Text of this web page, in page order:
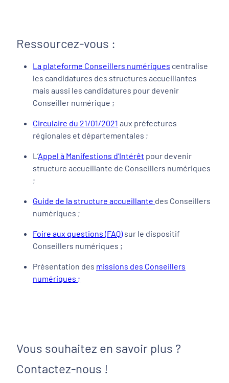
Ressourcez-vous :
La plateforme Conseillers numériques centralise
les candidatures des structures accueillantes
mais aussi les candidatures pour devenir
Conseiller numérique ;
Circulaire du 21/01/2021 aux préfectures
régionales et départementales ;
L’Appel à Manifestions d’Intérêt pour devenir
structure accueillante de Conseillers numériques
;
Guide de la structure accueillante des Conseillers
numériques ;
Foire aux questions (FAQ)sur le dispositif
Conseillers numériques ;
Présentation des missions des Conseillers
numériques ;
Vous souhaitez en savoir plus ?
Contactez-nous !